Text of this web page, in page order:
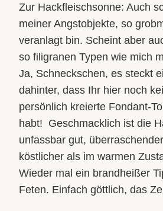
Zur Hackfleischsonne: Auch
meiner Angstobjekte, so
veranlagt bin. Scheint aber
so filigranen Typen wie mich
Ja, Schneckschen, es steckt
dahinter, dass Ihr hier noch
persönlich kreierte Fondant-
habt! Geschmacklich ist die
unfassbar gut,
köstlicher als im warmen
Wieder mal ein brandheißer
Feten. Einfach göttlich, das